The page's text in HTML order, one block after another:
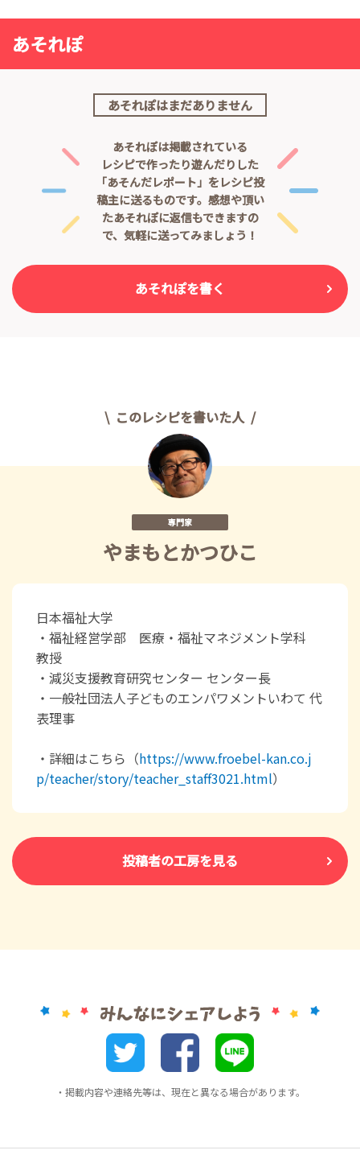
あそれぽ
あそれぽはまだありません
あそれぽは掲載されている
レシピで作ったり遊んだりした
「あそんだレポート」をレシピ投
稿主に送るものです。 感想や頂い
たあそれぽに返信もできますの
で、気軽に送ってみましょう！
あそれぽを書く
このレシピを書いた人
専門家
やまもとかつひこ
日本福祉大学
・福祉経営学部 医療・福祉マネジメント学科
教授
・減災支援教育研究センター センター長
・一般社団法人子どものエンパワメントいわて 代
表理事
・詳細はこちら（https://www.froebel-kan.co.j
p/teacher/story/teacher_staff3021.html）
投稿者の工房を見る
・掲載内容や連絡先等は、現在と異なる場合があります。